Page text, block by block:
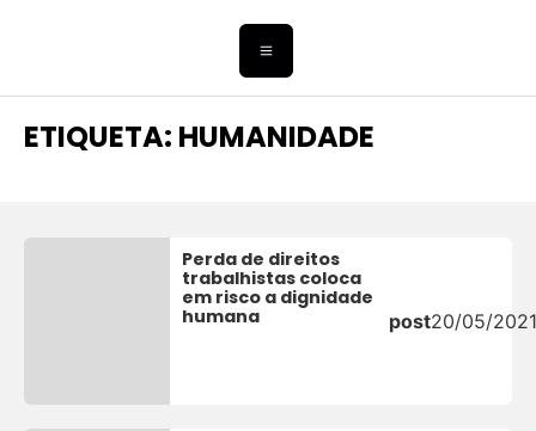
ETIQUETA: HUMANIDADE
Perda de direitos
trabalhistas coloca
em risco a dignidade
humana
post20/05/